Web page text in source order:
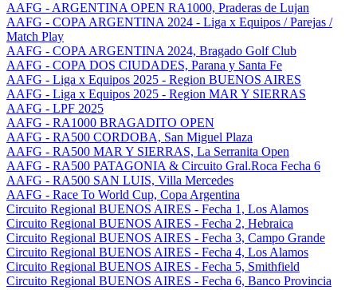
AAFG - ARGENTINA OPEN RA1000, Praderas de Lujan
AAFG - COPA ARGENTINA 2024 - Liga x Equipos / Parejas /
Match Play
AAFG - COPA ARGENTINA 2024, Bragado Golf Club
AAFG - COPA DOS CIUDADES, Parana y Santa Fe
AAFG - Liga x Equipos 2025 - Region BUENOS AIRES
AAFG - Liga x Equipos 2025 - Region MAR Y SIERRAS
AAFG - LPF 2025
AAFG - RA1000 BRAGADITO OPEN
AAFG - RA500 CORDOBA, San Miguel Plaza
AAFG - RA500 MAR Y SIERRAS, La Serranita Open
AAFG - RA500 PATAGONIA & Circuito Gral.Roca Fecha 6
AAFG - RA500 SAN LUIS, Villa Mercedes
AAFG - Race To World Cup, Copa Argentina
Circuito Regional BUENOS AIRES - Fecha 1, Los Alamos
Circuito Regional BUENOS AIRES - Fecha 2, Hebraica
Circuito Regional BUENOS AIRES - Fecha 3, Campo Grande
Circuito Regional BUENOS AIRES - Fecha 4, Los Alamos
Circuito Regional BUENOS AIRES - Fecha 5, Smithfield
Circuito Regional BUENOS AIRES - Fecha 6, Banco Provincia